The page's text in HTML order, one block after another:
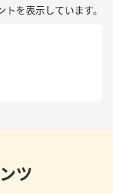
を表示しています。
ツ